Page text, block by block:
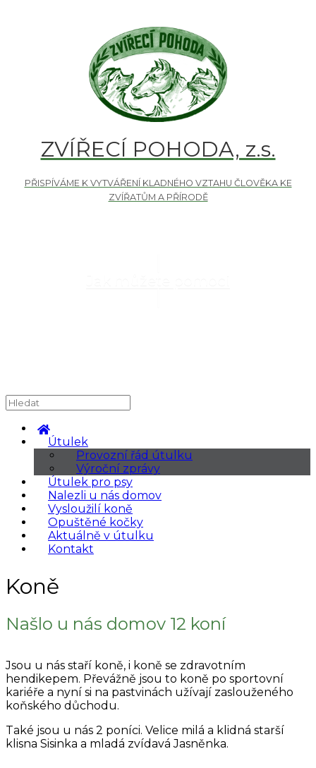
ZVÍŘECÍ POHODA, z.s.
Útulek
Provozní řád útulku
Výroční zprávy
Útulek pro psy
Nalezli u nás domov
Vysloužilí koně
Opuštěné kočky
Aktuálně v útulku
Kontakt
Koně
Našlo u nás domov 12 koní
Jsou u nás staří koně, i koně se zdravotním
hendikepem. Převážně jsou to koně po sportovní
kariéře a nyní si na pastvinách užívají zaslouženého
koňského důchodu.
Také jsou u nás 2 poníci. Velice milá a klidná starší
klisna Sisinka a mladá zvídavá Jasněnka.